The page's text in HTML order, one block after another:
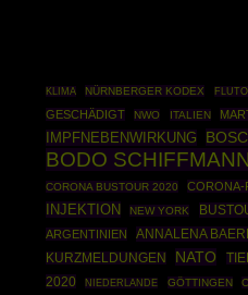
KLIMA NÜRNBERGER KODEX
GESCHÄDIGT
NWO ITALIEN
IMPFNEBENWIRKUNG
BODO SCHIFFMANN
CORONA BUSTOUR 2020 CORONA-
INJEKTION
NEW YORK
ARGENTINIEN ANNALENA
KURZMELDUNGEN
NATO
2020
NIEDERLANDE GÖTTINGEN